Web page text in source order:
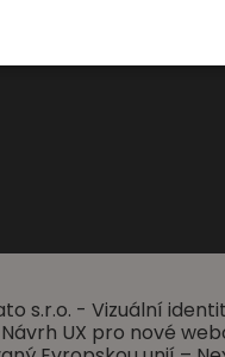
s.r.o. - Vizuální
UX pro nové